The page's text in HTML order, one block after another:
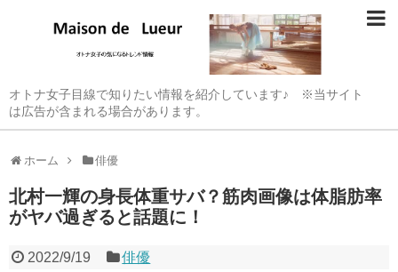
オトナ女子目線で知りたい情報を紹介しています♪ ※当サイト
は広告が含まれる場合があります。
ホーム 俳優
北村一輝の身長体重サバ？筋肉画像は体脂肪率
がヤバ過ぎると話題に！
2022/9/19 俳優